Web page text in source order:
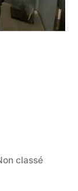
classé